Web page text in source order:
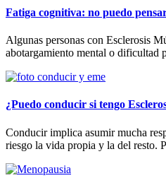
Fatiga cognitiva: no puedo
Algunas personas con Esclerosis
abotargamiento mental o dificultad
¿Puedo conducir si tengo
Conducir implica asumir mucha
riesgo la vida propia y la del resto.